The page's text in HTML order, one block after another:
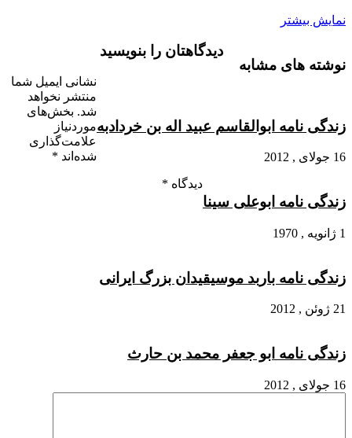
نمایش بیشتر
نوشته های مشابه
زندگی نامه ابوالقاسم عبید اله بن خردادبه
16 جولای , 2012
زندگی نامه ابوعلی سینا
1 ژانویه , 1970
زندگی نامه باربد موسیقیدان بزرگ ایرانی
21 ژوئن , 2012
زندگی نامه ابو جعفر محمد بن حارث
16 جولای , 2012
دیدگاهتان را بنویسید
نشانی ایمیل شما
منتشر نخواهد
شد. بخش‌های
موردنیاز
علامت‌گذاری
شده‌اند *
دیدگاه *